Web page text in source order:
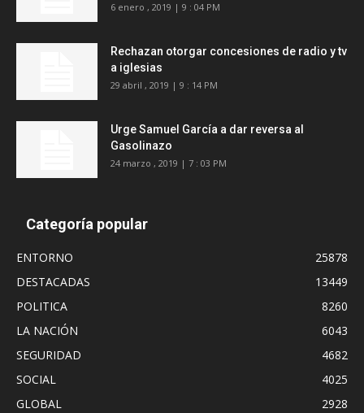
6 enero , 2019 | 9 : 04 PM
Rechazan otorgar concesiones de radio y tv
a iglesias
29 abril , 2019 | 9 : 14 PM
Urge Samuel García a dar reversa al
Gasolinazo
24 marzo , 2019 | 7 : 03 PM
Categoría popular
ENTORNO
25878
DESTACADAS
13449
POLITICA
8260
LA NACIÓN
6043
SEGURIDAD
4682
SOCIAL
4025
GLOBAL
2928